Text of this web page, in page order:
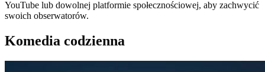
YouTube lub dowolnej platformie społecznościowej, aby zachwycić
swoich obserwatorów.
Komedia codzienna